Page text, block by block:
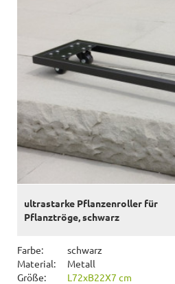
ultrastarke Pflanzenroller für
Pflanztröge, schwarz
Farbe:
schwarz
Material:
Metall
Größe:
L72xB22X7 cm